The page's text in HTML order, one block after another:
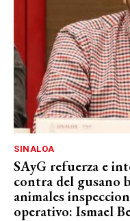
SINALOA
SAyG refuerza e
contra del gusano
animales
operativo: Ismael